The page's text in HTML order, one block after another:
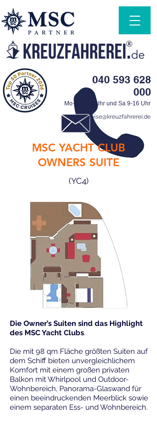
040 593 628
000
traumreise@kreuzfahrerei.de
Mo-Fr 9-19 Uhr und Sa 9-16 Uhr
MSC YACHT CLUB
OWNERS SUITE
(YC4)
Die Owner’s Suiten sind das Highlight
des MSC Yacht Clubs.
Die mit 98 qm Fläche größten Suiten auf
dem Schiff bieten unvergleichlichem
Komfort mit einem großen privaten
Balkon mit Whirlpool und Outdoor-
Wohnbereich, Panorama-Glaswand für
einen beeindruckenden Meerblick sowie
einem separaten Ess- und Wohnbereich.